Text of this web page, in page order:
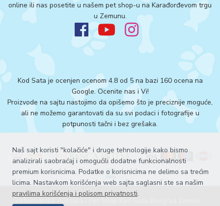
Naš sajt koristi "kolačiće" i druge tehnologije kako bismo
analizirali saobraćaj i omogućili dodatne funkcionalnosti
premium korisnicima. Podatke o korisnicima ne delimo sa trećim
licima. Nastavkom korišćenja web sajta saglasni ste sa našim
pravilima korišćenja i polisom privatnosti.
online ili nas posetite u našem pet shop-u na Karađorđevom trgu
u Zemunu.
Kod Sata je ocenjen ocenom 4.8 od 5 na bazi 160 ocena na
Google.Ocenite nas i Vi!
Proizvode na sajtu nastojimo da opišemo što je preciznije moguće,
ali ne možemo garantovati da su svi podaci i fotografije u
potpunosti tačni i bez grešaka.